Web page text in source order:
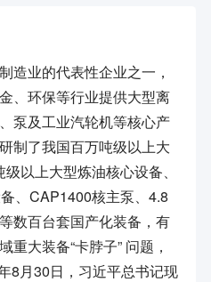
造业的代表性企业之一，
、环保等行业提供大型离
泵及工业汽轮机等核心产
制了我国百万吨级以上大
以上大型炼油核心设备、
、CAP1400核主泵、4.8
数百台套国产化装备，有
大装备“卡脖子” 问题，
8月30日，习近平总书记现